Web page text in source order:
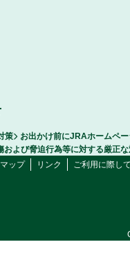
策
お出かけ前にJRAホームペ
および脅迫行為等に対する厳正
ップ リンク ご利用に際し